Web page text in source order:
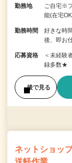
勤務地
ご自宅※
能(在宅
勤務時間
好きな時
後、即お
応募資格
＜未経験
録多数★
後で見る
ネットショッ